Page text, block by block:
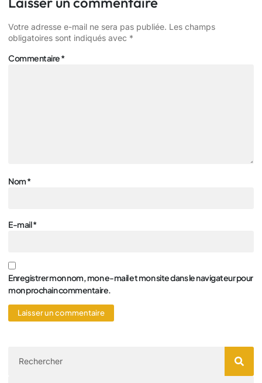
Votre adresse e-mail ne sera pas publiée. Les champs
obligatoires sont indiqués avec *
Commentaire*
Nom*
E-mail*
Enregistrer mon nom, mon e-mail et mon site dans le navigateur pour
mon prochain commentaire.